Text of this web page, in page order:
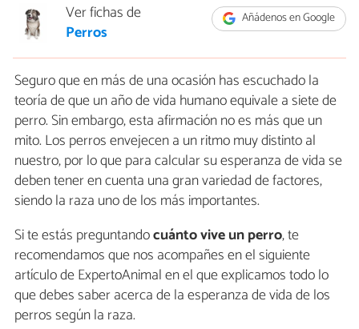
Añádenos en Google
Ver fichas de
Perros
Seguro que en más de una ocasión has escuchado la
teoría de que un año de vida humano equivale a siete de
perro. Sin embargo, esta afirmación no es más que un
mito. Los perros envejecen a un ritmo muy distinto al
nuestro, por lo que para calcular su esperanza de vida se
deben tener en cuenta una gran variedad de factores,
siendo la raza uno de los más importantes.
Si te estás preguntandocuánto vive un perro, te
recomendamos que nos acompañes en el siguiente
artículo de ExpertoAnimal en el que explicamos todo lo
que debes saber acerca de la esperanza de vida de los
perros según la raza.